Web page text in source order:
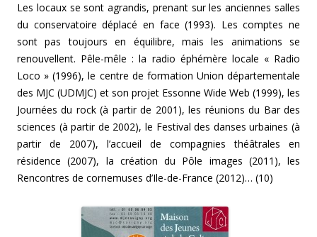
Les locaux se sont agrandis, prenant sur les anciennes salles
du conservatoire déplacé en face (1993). Les comptes ne
sont pas toujours en équilibre, mais les animations se
renouvellent. Pêle-mêle : la radio éphémère locale « Radio
Loco » (1996), le centre de formation Union départementale
des MJC (UDMJC) et son projet Essonne Wide Web (1999), les
Journées du rock (à partir de 2001), les réunions du Bar des
sciences (à partir de 2002), le Festival des danses urbaines (à
partir de 2007), l’accueil de compagnies théâtrales en
résidence (2007), la création du Pôle images (2011), les
Rencontres de cornemuses d’Ile-de-France (2012)… (10)